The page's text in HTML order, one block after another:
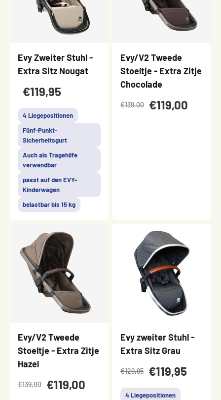
Evy Zweiter Stuhl -
Extra Sitz Nougat
€119,95
4 Liegepositionen
Fünf-Punkt-
Sicherheitsgurt
Auch als Tragehilfe
verwendbar
passt auf den EVY-
Kinderwagen
belastbar bis 15 kg
Evy/V2 Tweede
Stoeltje - Extra Zitje
Chocolade
€139,00 €119,00
Evy/V2 Tweede
Stoeltje - Extra Zitje
Hazel
€139,00 €119,00
Evy zweiter Stuhl -
Extra Sitz Grau
€129,95 €119,95
4 Liegepositionen